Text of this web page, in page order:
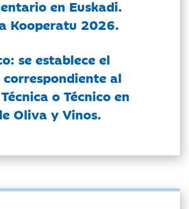
en Euskadi.
Kooperatu 2026.
se establece el
al
o Técnico en
Oliva y Vinos.